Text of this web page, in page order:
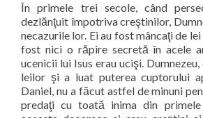
În primele trei secole, când
dezlănţuit împotriva creştinilor,
necazurile lor. Ei au fost mâncaţi de
fost nici o răpire secretă în acele
ucenicii lui Isus erau ucişi.
leilor şi a luat puterea cuptorului
Daniel, nu a făcut astfel de minuni
predaţi cu toată inima din